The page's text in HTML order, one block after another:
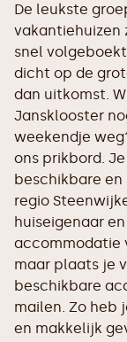
De leukste
vakantiehuizen
snel
dicht op de
dan uitkomst.
Jansklooster
weekendje
ons prikbord.
beschikbare en
regio
huiseigenaar
accommodatie
maar plaats je
beschikbare
mailen. Zo heb
en makkelijk